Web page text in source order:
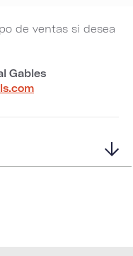
de ventas si desea
Gables